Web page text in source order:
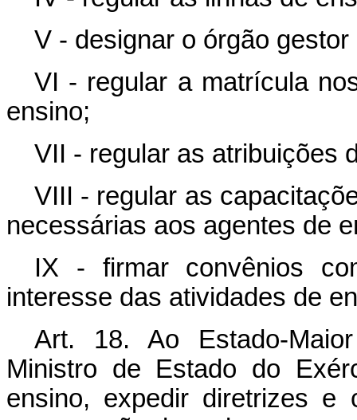
V - designar o órgão
VI - regular a matrícula
ensino;
VII - regular as atribuições
VIII - regular as
necessárias aos agentes de
IX - firmar convênios
interesse das atividades de
Art. 18. Ao Estado-
Ministro de Estado do
ensino, expedir diretrizes e